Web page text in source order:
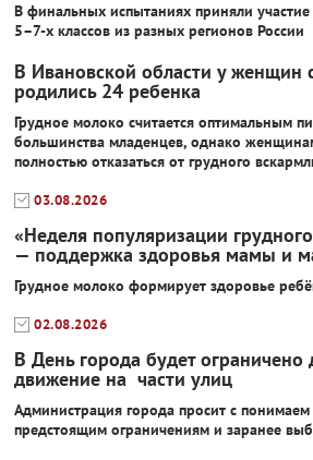
В финальных испытаниях приняли
5–7-х классов из разных регионов России
В Ивановской области у женщин
родились 24 ребенка
Грудное молоко считается оптимальным
большинства младенцев, однако
полностью отказаться от грудного
03.08.2026
«Неделя популяризации
— поддержка здоровья мамы и
Грудное молоко формирует здоровье
02.08.2026
В День города будет
движение на части улиц
Администрация города просит с понимаем
предстоящим ограничениям и заранее